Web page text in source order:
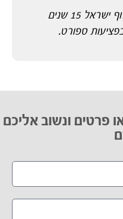
נכתב על ידי אהרון יעקובי – אלוף ישראל 15 שנים
פרטים ונשוב אליכם